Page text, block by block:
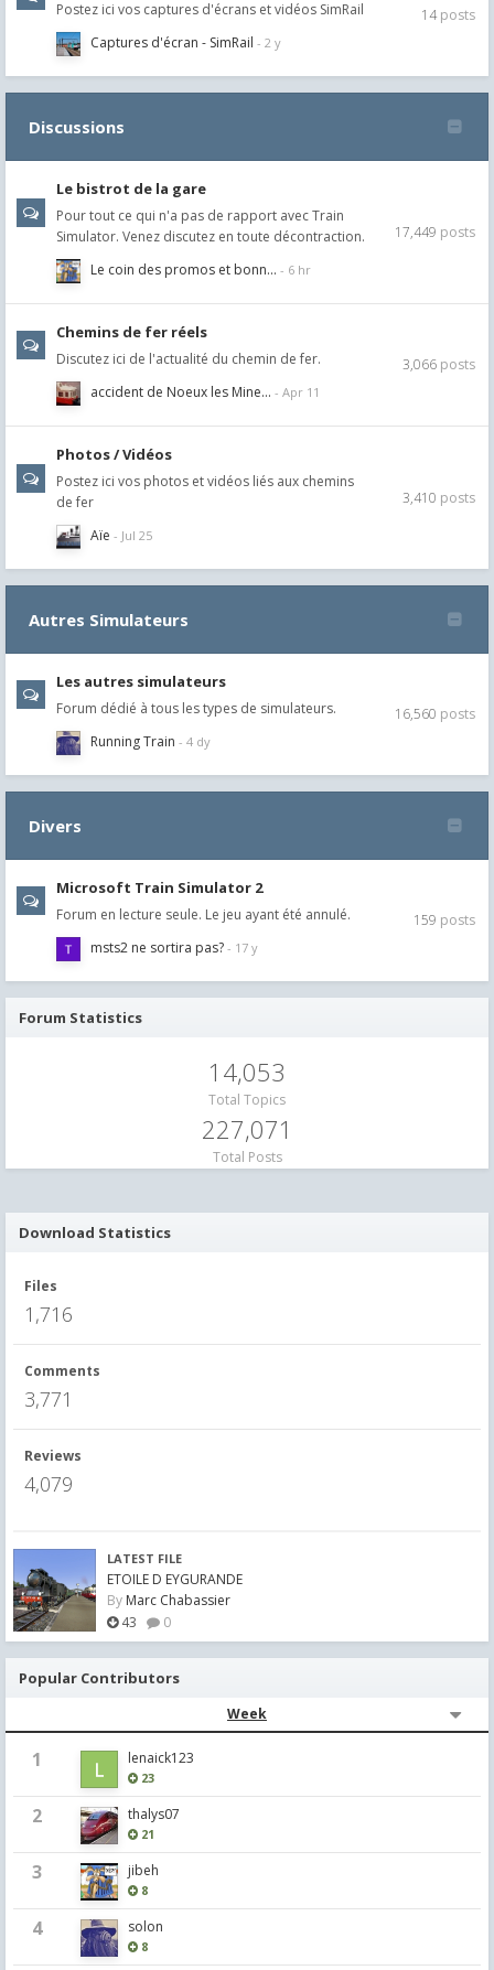
Postez ici vos captures d'écrans et vidéos SimRail 14 posts
Captures d'écran - SimRail
Discussions
Le bistrot de la gare
Pour tout ce qui n'a pas de rapport avec Train
Simulator. Venez discutez en toute décontraction.
17,449 posts
Le coin des promos et bonn…
Chemins de fer réels
Discutez ici de l'actualité du chemin de fer. 3,066 posts
accident de Noeux les Mine…
Photos / Vidéos
Postez ici vos photos et vidéos liés aux chemins
de fer
3,410 posts
Aïe
Autres Simulateurs
Les autres simulateurs
Forum dédié à tous les types de simulateurs. 16,560 posts
Running Train
Divers
Microsoft Train Simulator 2
Forum en lecture seule. Le jeu ayant été annulé. 159 posts
msts2 ne sortira pas?
Forum Statistics
14,053
Total Topics
227,071
Total Posts
Download Statistics
Files
1,716
Comments
3,771
Reviews
4,079
LATEST FILE
ETOILE D EYGURANDE
By Marc Chabassier
43
0
Popular Contributors
Week
1 lenaick123
23
2 thalys07
21
3 jibeh
8
4 solon
8